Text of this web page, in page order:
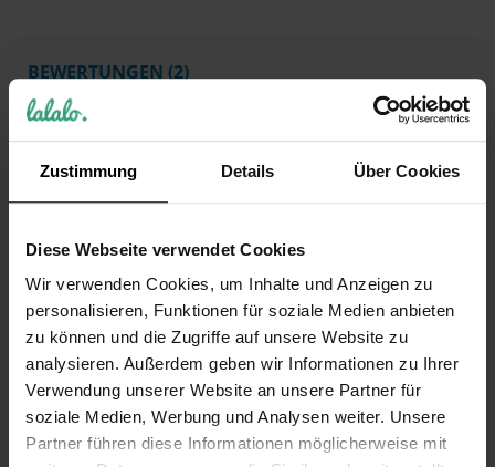
Zustimmung Details Über Cookies
Diese Webseite verwendet Cookies
Wir verwenden Cookies, um Inhalte und Anzeigen zu
personalisieren, Funktionen für soziale Medien anbieten
zu können und die Zugriffe auf unsere Website zu
analysieren. Außerdem geben wir Informationen zu Ihrer
Verwendung unserer Website an unsere Partner für
soziale Medien, Werbung und Analysen weiter. Unsere
Partner führen diese Informationen möglicherweise mit
Zum
Ende
Bildgalerie
springen
Zum
Anfang
Personalisierung
BEWERTUNGEN 2
Schreibe eine Bewertung
Nur registrierte Benutzer können
Bewertungen schreiben. Bitte